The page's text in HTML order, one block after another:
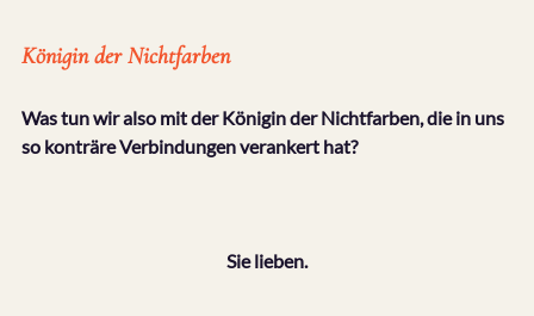
Königin der Nichtfarben
Was tun wir also mit der Königin der Nichtfarben, die in uns
so konträre Verbindungen verankert hat?
Sie lieben.